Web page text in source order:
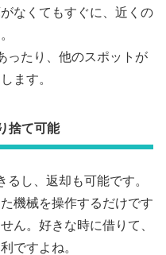
なくてもすぐに、近くの
ったり、他のスポットが
ます。
捨て可能
し、返却も可能です。
機械を操作するだけです
ん。好きな時に借りて、
ですよね。